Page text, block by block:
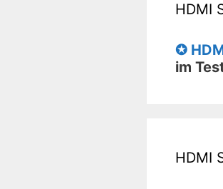
HDMI
✪
im
HDMI